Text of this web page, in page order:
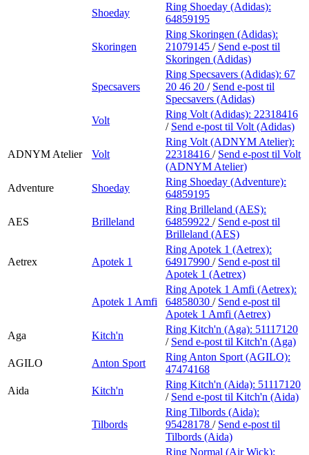
Shoeday
Ring Shoeday (Adidas):
64859195
Skoringen
Ring Skoringen (Adidas):
21079145 / Send e-post til
Skoringen (Adidas)
Specsavers
Ring Specsavers (Adidas): 67
20 46 20 / Send e-post til
Specsavers (Adidas)
Volt
Ring Volt (Adidas): 22318416
/ Send e-post til Volt (Adidas)
ADNYM Atelier Volt
Ring Volt (ADNYM Atelier):
22318416 / Send e-post til Volt
(ADNYM Atelier)
Adventure
Shoeday
Ring Shoeday (Adventure):
64859195
AES Brilleland
Ring Brilleland (AES):
64859922 / Send e-post til
Brilleland (AES)
Aetrex Apotek 1
Ring Apotek 1 (Aetrex):
64917990 / Send e-post til
Apotek 1 (Aetrex)
Apotek 1 Amfi
Ring Apotek 1 Amfi (Aetrex):
64858030 / Send e-post til
Apotek 1 Amfi (Aetrex)
Aga
Kitch'n
Ring Kitch'n (Aga): 51117120
/ Send e-post til Kitch'n (Aga)
AGILO
Anton Sport
Ring Anton Sport (AGILO):
47474168
Aida
Kitch'n
Ring Kitch'n (Aida): 51117120
/ Send e-post til Kitch'n (Aida)
Tilbords
Ring Tilbords (Aida):
95428178 / Send e-post til
Tilbords (Aida)
Ring Normal (Air Wick):